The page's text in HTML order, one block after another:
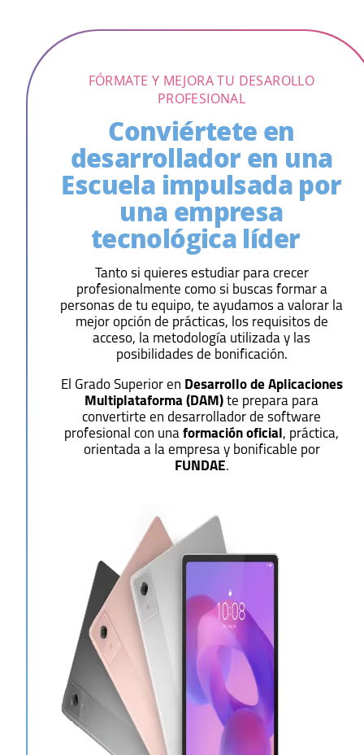
FÓRMATE Y MEJORA TU DESAROLLO
PROFESIONAL
Conviértete en
desarrollador en una
Escuela impulsada por
una empresa
tecnológica líder
Tanto si quieres estudiar para crecer
profesionalmente como si buscas formar a
personas de tu equipo, te ayudamos a valorar la
mejor opción de prácticas, los requisitos de
acceso, la metodología utilizada y las
posibilidades de bonificación.
El Grado Superior en Desarrollo de Aplicaciones
Multiplataforma (DAM) te prepara para
convertirte en desarrollador de software
profesional con una formación oficial, práctica,
orientada a la empresa y bonificable por
FUNDAE.